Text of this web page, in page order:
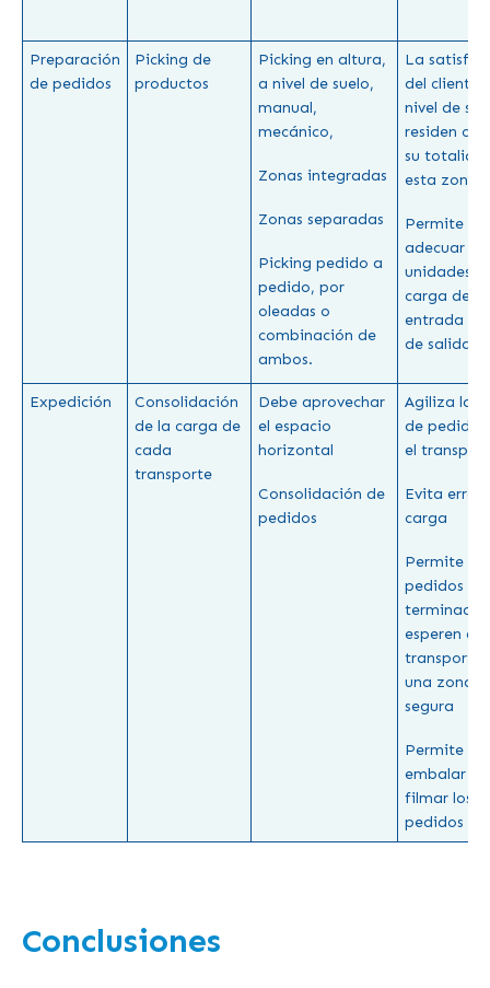
Preparación
de pedidos
Picking de
productos
Picking en altura,
a nivel de suelo,
manual,
mecánico,
Zonas integradas
Zonas separadas
Picking pedido a
pedido, por
oleadas o
combinación de
ambos.
La
del cliente
nivel de
residen
su
esta zona
Permite
adecuar las
unidades
carga de
entrada a
de salida.
Expedición
Consolidación
de la carga de
cada
transporte
Debe aprovechar
el espacio
horizontal
Consolidación de
pedidos
Agiliza la
de pedidos
el
Evita
carga
Permite
pedidos
terminados
esperen al
transporte
una zona
segura
Permite
embalar o
filmar los
pedidos
Conclusiones